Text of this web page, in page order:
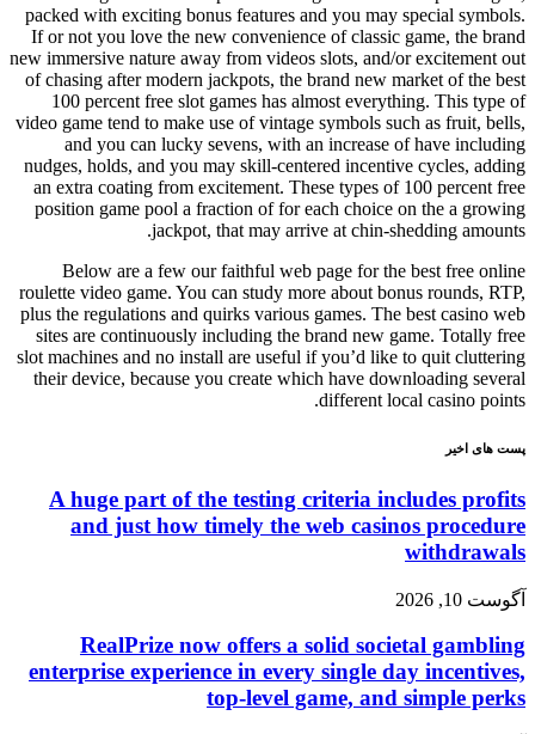
packed with exciting bonus features and you may special symbols.
If or not you love the new convenience of classic game, the brand
new immersive nature away from videos slots, and/or excitement out
of chasing after modern jackpots, the brand new market of the best
100 percent free slot games has almost everything. This type of
video game tend to make use of vintage symbols such as fruit, bells,
and you can lucky sevens, with an increase of have including
nudges, holds, and you may skill-centered incentive cycles, adding
an extra coating from excitement. These types of 100 percent free
position game pool a fraction of for each choice on the a growing
jackpot, that may arrive at chin-shedding amounts.
Below are a few our faithful web page for the best free online
roulette video game. You can study more about bonus rounds, RTP,
plus the regulations and quirks various games. The best casino web
sites are continuously including the brand new game. Totally free
slot machines and no install are useful if you’d like to quit cluttering
their device, because you create which have downloading several
different local casino points.
پست های اخیر
A huge part of the testing criteria includes profits
and just how timely the web casinos procedure
withdrawals
آگوست 10, 2026
RealPrize now offers a solid societal gambling
enterprise experience in every single day incentives,
top-level game, and simple perks